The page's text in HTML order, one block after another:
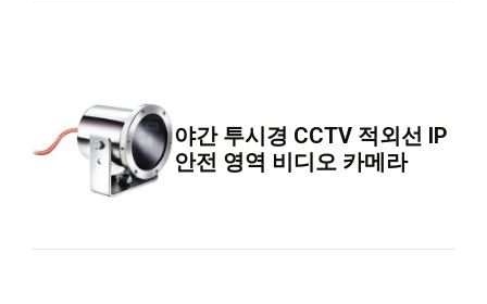
야간 투시경 CCTV 적외선 IP
안전 영역 비디오 카메라